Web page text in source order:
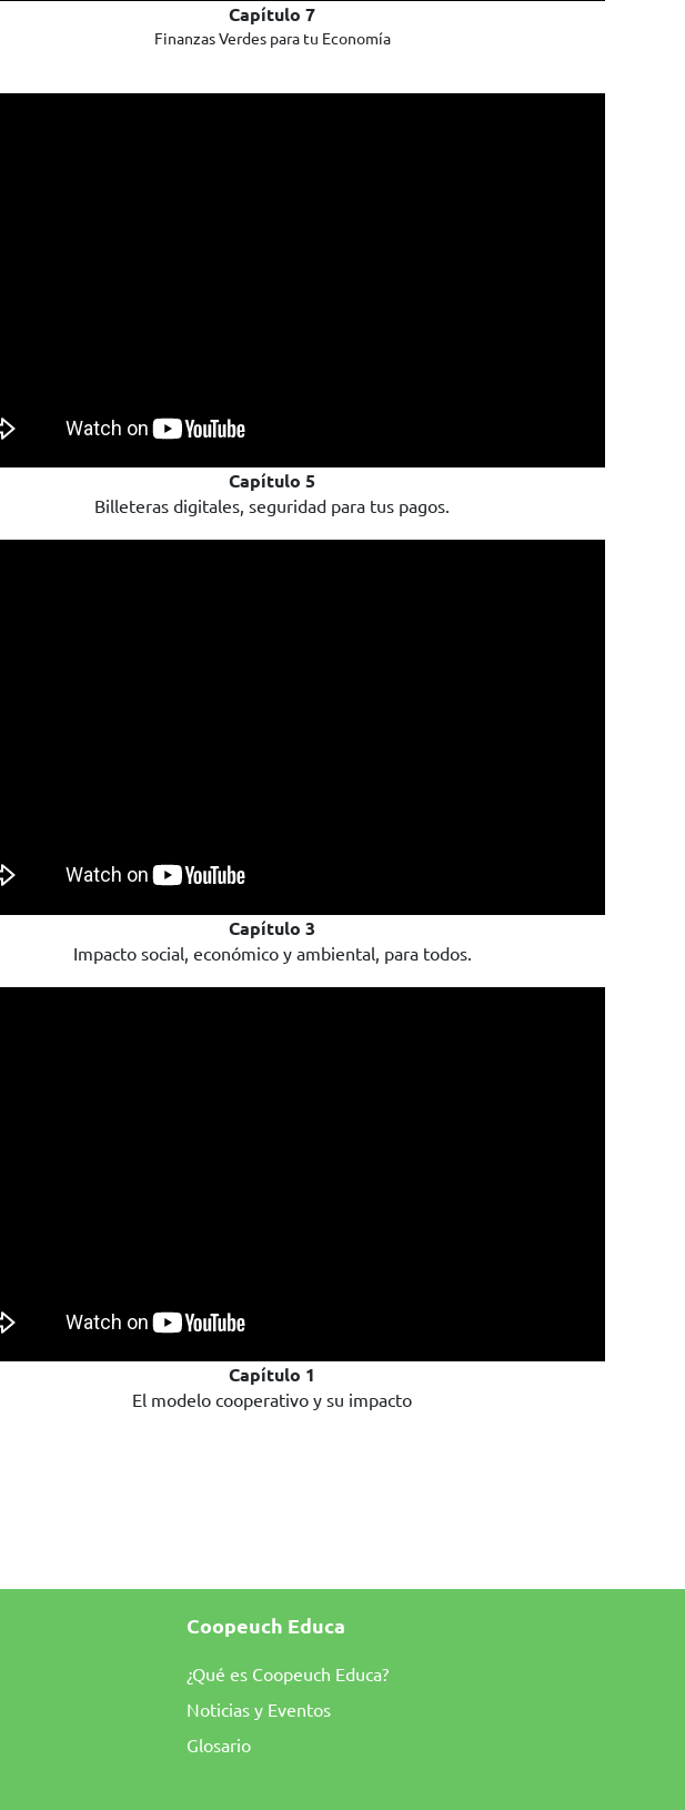
Capítulo 7
Finanzas Verdes para tu Economía
Capítulo 5
Billeteras digitales, seguridad para tus pagos.
Capítulo 3
Impacto social, económico y ambiental, para todos.
Capítulo 1
El modelo cooperativo y su impacto
Coopeuch Educa
¿Qué es Coopeuch Educa?
Noticias y Eventos
Glosario